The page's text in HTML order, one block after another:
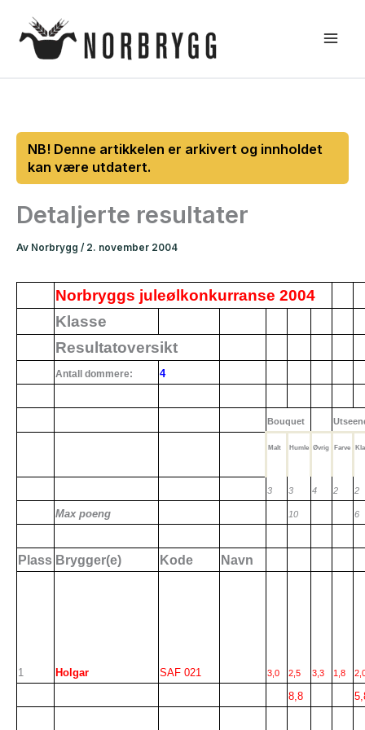
rett
Detaljerte resultater
Av Norbrygg / 2. november 2004
Norbryggs juleølkonkurranse 2004
Klasse
Resultatoversikt
Antall dommere: 4
Bouquet
Malt Humle Øvrig Farve
3 3 4 2 2
Max poeng 10 6
Plass Brygger(e) Kode Navn
1 Holgar SAF 021 3,0 2,5 3,3 1,8
8,8